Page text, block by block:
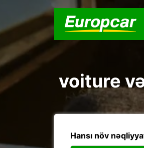
voiture
Hansı növ